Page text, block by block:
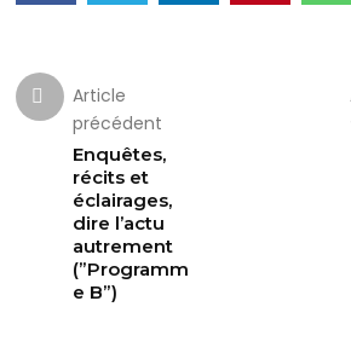
Article
précédent
Enquêtes,
récits et
éclairages,
dire l’actu
autrement
(”Programm
e B”)